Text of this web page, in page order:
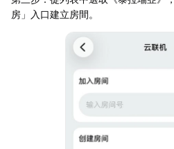
房」入口建立房間。